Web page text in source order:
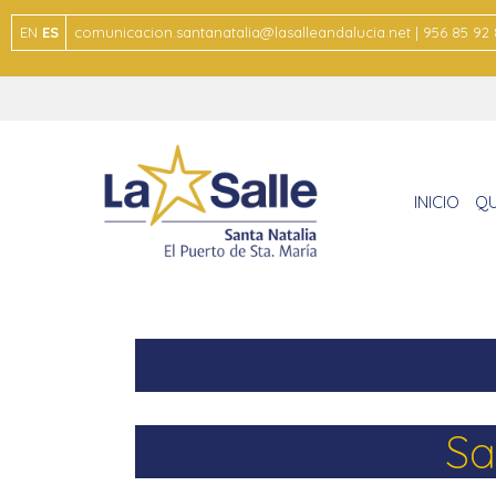
EN ES comunicacion.santanatalia@lasalleandalucia.net | 956 85 92
INICIO